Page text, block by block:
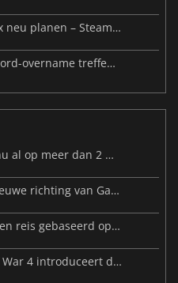
Microsoft könnte Project Helix neu planen – Steam-Support wackelt
Malware-kaarten en een Discord-overname treffen Meccha Chameleon
Resident Evil Veronica staat nu al op meer dan 2 miljoen verlanglijstjes
Beast of Reincarnation: de nieuwe richting van Game Freak
Big Walk is nu verkrijgbaar: een reis gebaseerd op vriendschap
Warhammer 40.000: Dawn of War 4 introduceert de Necron-factie